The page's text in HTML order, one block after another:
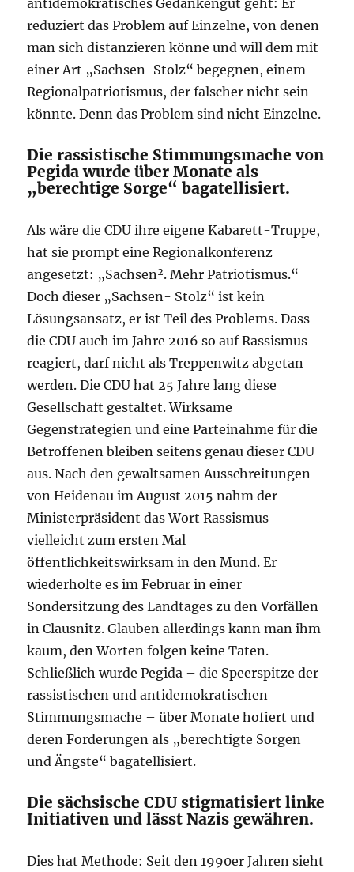
reduziert das Problem auf Einzelne, von denen
man sich distanzieren könne und will dem mit
einer Art „Sachsen-Stolz“ begegnen, einem
Regionalpatriotismus, der falscher nicht sein
könnte. Denn das Problem sind nicht Einzelne.
Die rassistische Stimmungsmache von
Pegida wurde über Monate als
„berechtige Sorge“ bagatellisiert.
Als wäre die CDU ihre eigene Kabarett-Truppe,
hat sie prompt eine Regionalkonferenz
angesetzt: „Sachsen². Mehr Patriotismus.“
Doch dieser „Sachsen- Stolz“ ist kein
Lösungsansatz, er ist Teil des Problems. Dass
die CDU auch im Jahre 2016 so auf Rassismus
reagiert, darf nicht als Treppenwitz abgetan
werden. Die CDU hat 25 Jahre lang diese
Gesellschaft gestaltet. Wirksame
Gegenstrategien und eine Parteinahme für die
Betroffenen bleiben seitens genau dieser CDU
aus. Nach den gewaltsamen Ausschreitungen
von Heidenau im August 2015 nahm der
Ministerpräsident das Wort Rassismus
vielleicht zum ersten Mal
öffentlichkeitswirksam in den Mund. Er
wiederholte es im Februar in einer
Sondersitzung des Landtages zu den Vorfällen
in Clausnitz. Glauben allerdings kann man ihm
kaum, den Worten folgen keine Taten.
Schließlich wurde Pegida – die Speerspitze der
rassistischen und antidemokratischen
Stimmungsmache – über Monate hofiert und
deren Forderungen als „berechtigte Sorgen
und Ängste“ bagatellisiert.
Die sächsische CDU stigmatisiert linke
Initiativen und lässt Nazis gewähren.
Dies hat Methode: Seit den 1990er Jahren sieht